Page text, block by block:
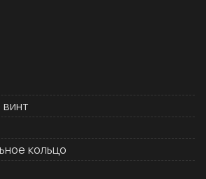
кольцо